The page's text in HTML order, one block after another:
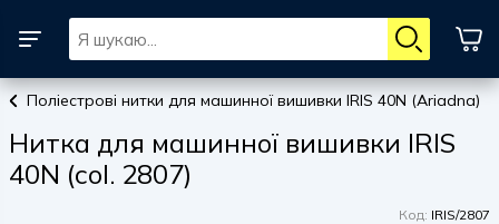
Поліестрові нитки для машинної вишивки IRIS 40N (Ariadna)
Нитка для машинної вишивки IRIS
40N (col. 2807)
Код: IRIS/2807